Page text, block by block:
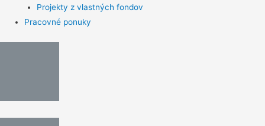
Projekty z vlastných fondov
Pracovné ponuky